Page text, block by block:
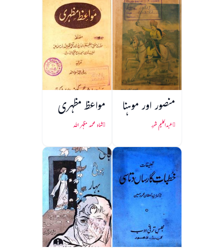
منصور اور موہنا
عبدالحلیم شرر
مواعظ مظہری
شاہ محمد مظہر اللہ